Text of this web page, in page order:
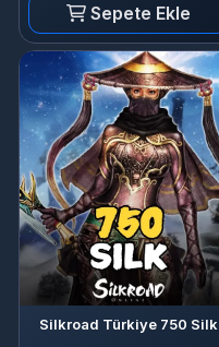
Sepete Ekle
Silkroad Türkiye 750 Silk